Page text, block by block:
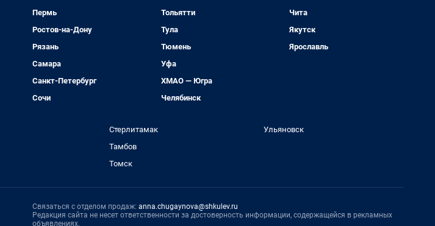
Пермь
Ростов-на-Дону
Рязань
Самара
Санкт-Петербург
Сочи
Тольятти
Тула
Тюмень
Уфа
ХМАО — Югра
Челябинск
Чита
Якутск
Ярославль
Стерлитамак
Тамбов
Томск
Ульяновск
Связаться с отделом продаж: anna.chugaynova@shkulev.ru
Редакция сайта не несет ответственности за достоверность информации, содержащейся в рекламных
объявлениях.